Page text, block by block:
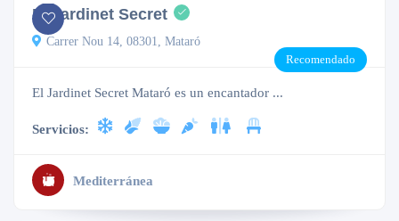
Recomendado
El Jardinet Secret
Carrer Nou 14, 08301, Mataró
El Jardinet Secret Mataró es un encantador ...
Servicios:
Mediterránea